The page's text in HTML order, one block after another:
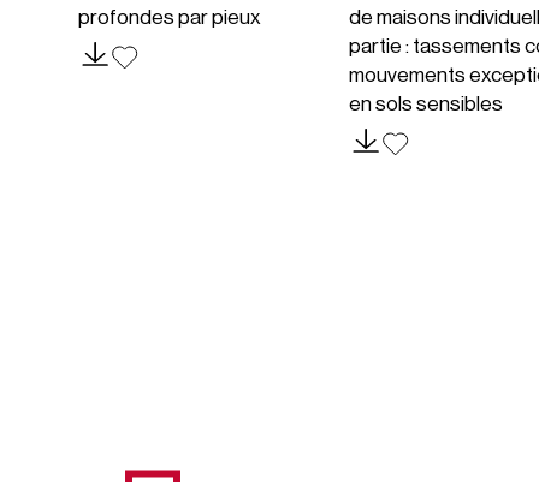
profondes par pieux
de maisons
partie : tassements
mouvements
en sols sensibles